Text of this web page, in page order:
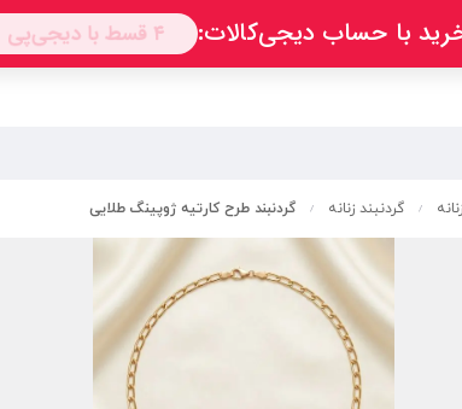
/ گردنبند زنانه / گردنبند طرح کارتیه ژوپینگ طلایی